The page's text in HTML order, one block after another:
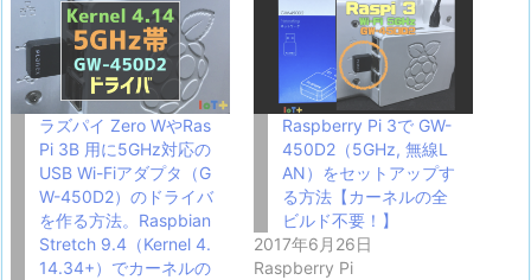
ラズパイ Zero WやRas
Pi 3B 用に5GHz対応の
USB Wi-Fiアダプタ（G
W-450D2）のドライバ
を作る方法。Raspbian
Stretch 9.4（Kernel 4.
14.34+）でカーネルの
Raspberry Pi 3で GW-
450D2（5GHz, 無線L
AN）をセットアップす
る方法【カーネルの全
ビルド不要！】
2017年6月26日
Raspberry Pi